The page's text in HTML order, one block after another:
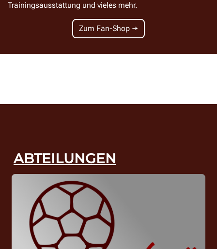
Trainingsausstattung und vieles mehr.
Zum Fan-Shop →
ABTEILUNGEN